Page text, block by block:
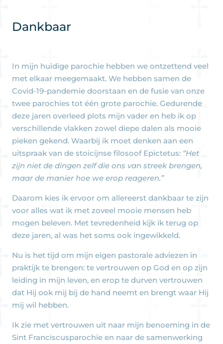
Dankbaar
In mijn huidige parochie hebben we ontzettend veel
met elkaar meegemaakt. We hebben samen de
Covid-19-pandemie doorstaan en de fusie van onze
twee parochies tot één grote parochie. Gedurende
deze jaren overleed plots mijn vader en heb ik op
verschillende vlakken zowel diepe dalen als mooie
pieken gekend. Waarbij ik moet denken aan een
uitspraak van de stoïcijnse filosoof Epictetus: “Het
zijn niet de dingen zelf die ons van streek brengen,
maar de manier hoe we erop reageren.”
Daarom kies ik ervoor om allereerst dankbaar te zijn
voor alles wat ik met zoveel mooie mensen heb
mogen beleven. Met tevredenheid kijk ik terug op
deze jaren, al was het soms ook ingewikkeld.
Nu is het tijd om mijn eigen pastorale adviezen in
praktijk te brengen: te vertrouwen op God en op zijn
leiding in mijn leven, en erop te durven vertrouwen
dat Hij ook mij bij de hand neemt en brengt waar Hij
mij wil hebben.
Ik zie met vertrouwen uit naar mijn benoeming in de
Sint Franciscusparochie en naar de samenwerking